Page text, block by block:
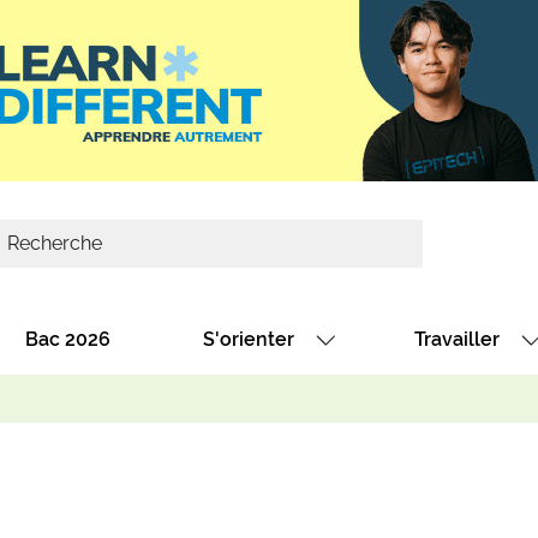
Bac 2026 S'orienter Travailler